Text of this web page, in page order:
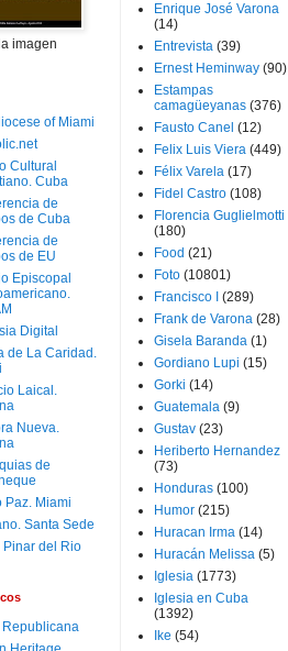
imagen
of Miami
Cultural
Cuba
de
de Cuba
de
de EU
Episcopal
Digital
de La Caridad.
Laical.
Nueva.
de
Paz. Miami
Santa Sede
Pinar del Rio
Enrique José Varona
(14)
Entrevista (39)
Ernest Heminway (90)
Estampas
camagüeyanas (376)
Fausto Canel (12)
Felix Luis Viera (449)
Félix Varela (17)
Fidel Castro (108)
Florencia Guglielmotti
(180)
Food (21)
Foto (10801)
Francisco I
(289)
Frank de Varona (28)
Gisela Baranda (1)
Gordiano Lupi (15)
Gorki (14)
Guatemala (9)
Gustav (23)
Heriberto Hernandez
(73)
Honduras (100)
Humor (215)
Huracan Irma (14)
Huracán Melissa (5)
Iglesia (1773)
Iglesia en Cuba
(1392)
Ike (54)